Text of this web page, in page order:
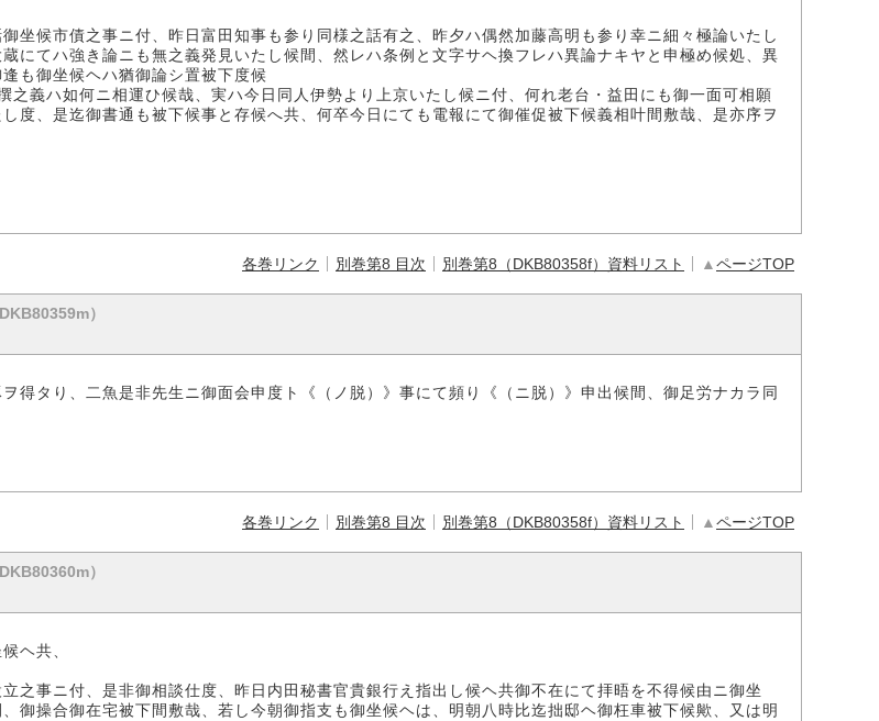
坐候市債之事ニ付、昨日富田知事も参り同様之話有之、昨夕ハ偶然加藤高明も参り幸ニ細々極論いたし
にてハ強き論ニも無之義発見いたし候間、然レハ条例と文字サヘ換フレハ異論ナキヤと申極め候処、異
も御坐候ヘハ猶御論シ置被下度候
義ハ如何ニ相運ひ候哉、実ハ今日同人伊勢より上京いたし候ニ付、何れ老台・益田にも御一面可相願
度、是迄御書通も被下候事と存候へ共、何卒今日にても電報にて御催促被下候義相叶間敷哉、是亦序ヲ
各巻リンク 別巻第8 目次 別巻第8（DKB80358f）資料リスト ▲ページTOP
DKB80359m）
得タり、二魚是非先生ニ御面会申度ト《（ノ脱）》事にて頻り《（ニ脱）》申出候間、御足労ナカラ同
各巻リンク 別巻第8 目次 別巻第8（DKB80358f）資料リスト ▲ページTOP
DKB80360m）
共、
之事ニ付、是非御相談仕度、昨日内田秘書官貴銀行え指出し候ヘ共御不在にて拝晤を不得候由ニ御坐
御操合御在宅被下間敷哉、若し今朝御指支も御坐候ヘは、明朝八時比迄拙邸ヘ御枉車被下候歟、又は明